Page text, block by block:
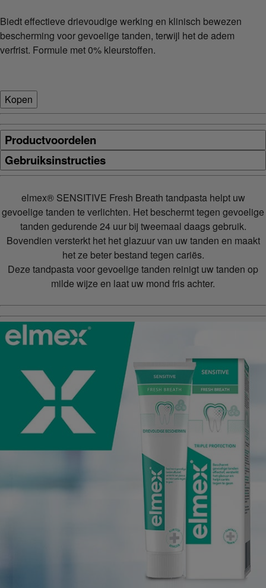
Biedt effectieve drievoudige werking en klinisch bewezen
bescherming voor gevoelige tanden, terwijl het de adem
verfrist. Formule met 0% kleurstoffen.
Kopen
Productvoordelen
Gebruiksinstructies
elmex® SENSITIVE Fresh Breath tandpasta helpt uw
gevoelige tanden te verlichten. Het beschermt tegen gevoelige
tanden gedurende 24 uur bij tweemaal daags gebruik.
Bovendien versterkt het het glazuur van uw tanden en maakt
het ze beter bestand tegen cariës.
Deze tandpasta voor gevoelige tanden reinigt uw tanden op
milde wijze en laat uw mond fris achter.